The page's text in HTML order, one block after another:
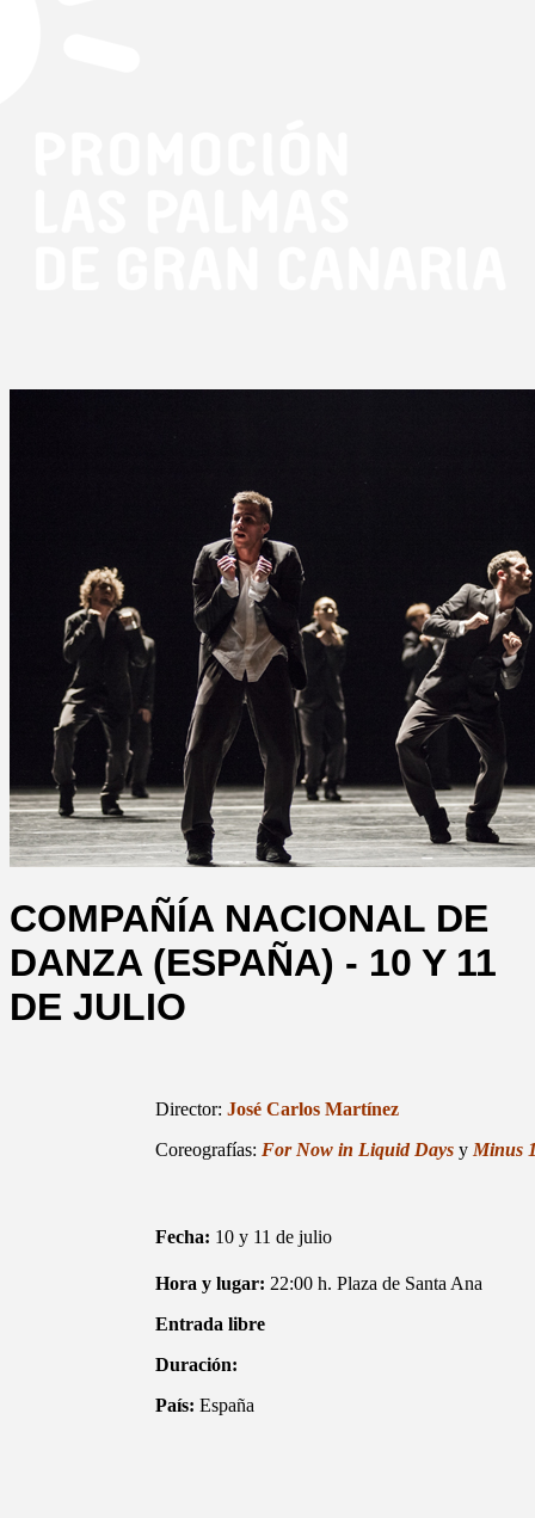
COMPAÑÍA NACIONAL DE
DANZA (ESPAÑA) - 10 Y 11
DE JULIO
Director: José Carlos Martínez
Coreografías: For Now in Liquid Days y Minus
Fecha: 10 y 11 de julio
Hora y lugar: 22:00 h. Plaza de Santa Ana
Entrada libre
Duración:
País: España